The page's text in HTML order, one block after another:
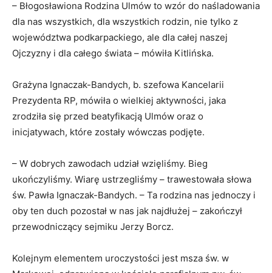
– Błogosławiona Rodzina Ulmów to wzór do naśladowania
dla nas wszystkich, dla wszystkich rodzin, nie tylko z
województwa podkarpackiego, ale dla całej naszej
Ojczyzny i dla całego świata – mówiła Kitlińska.
Grażyna Ignaczak-Bandych, b. szefowa Kancelarii
Prezydenta RP, mówiła o wielkiej aktywności, jaka
zrodziła się przed beatyfikacją Ulmów oraz o
inicjatywach, które zostały wówczas podjęte.
– W dobrych zawodach udział wzięliśmy. Bieg
ukończyliśmy. Wiarę ustrzegliśmy – trawestowała słowa
św. Pawła Ignaczak-Bandych. – Ta rodzina nas jednoczy i
oby ten duch pozostał w nas jak najdłużej – zakończył
przewodniczący sejmiku Jerzy Borcz.
Kolejnym elementem uroczystości jest msza św. w